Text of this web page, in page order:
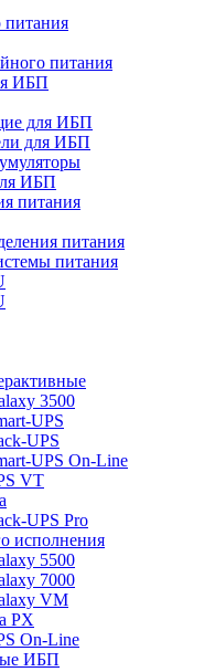
питания
питания
ИБП
для ИБП
для ИБП
ИБП
питания
питания
питания
3500
UPS
UPS
UPS On-Line
VT
UPS Pro
исполнения
5500
7000
VM
PX
On-Line
ИБП